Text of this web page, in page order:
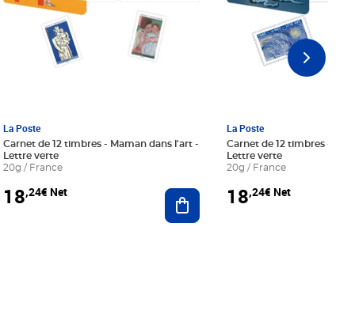
au panier
La Poste
Carnet de 12 timbres - Maman dans l'art -
Lettre verte
20g / France
18,24€ Net Ajouter au panier
La Poste
Carnet de 12 timbres - Le
Lettre verte
20g / France
18,24€ Net